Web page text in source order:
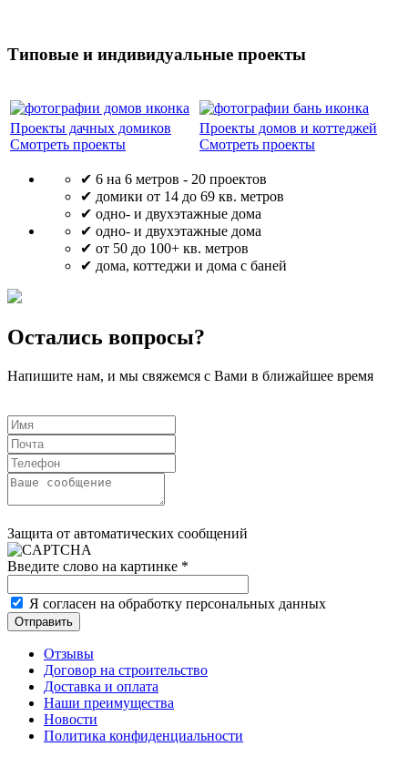
Типовые и индивидуальные проекты
Проекты дачных домиков
Смотреть проекты
Проекты домов и коттеджей
Смотреть проекты
✔ 6 на 6 метров - 20 проектов
✔ домики от 14 до 69 кв. метров
✔ одно- и двухэтажные дома
✔ одно- и двухэтажные дома
✔ от 50 до 100+ кв. метров
✔ дома, коттеджи и дома с баней
Остались вопросы?
Напишите нам, и мы свяжемся с Вами в ближайшее время
Защита от автоматических сообщений
Введите слово на картинке *
Я согласен на обработку персональных данных
Отзывы
Договор на строительство
Доставка и оплата
Наши преимущества
Новости
Политика конфиденциальности